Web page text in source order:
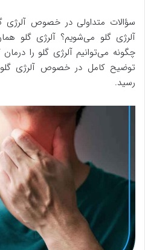
سؤالات متداولی در خصوص
آلرژی گلو می‌شویم؟ آلرژی گلو
چگونه می‌توانیم آلرژی گلو را
توضیح کامل در خصوص آلرژی
رسید.